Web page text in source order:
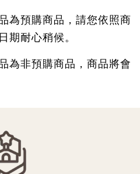
為預購商品，請您依照商
期耐心稍候。
為非預購商品，商品將會